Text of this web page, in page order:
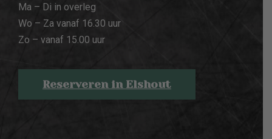
Ma – Di in overleg
Wo – Za vanaf 16.30 uur
Zo – vanaf 15.00 uur
Reserveren in Elshout